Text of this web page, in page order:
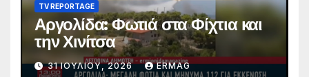
TV REPORTAGE
Αργολίδα: Φωτιά στα Φίχτια και
την Χινίτσα
31 ΙΟΥΛΊΟΥ, 2026 ERMAG